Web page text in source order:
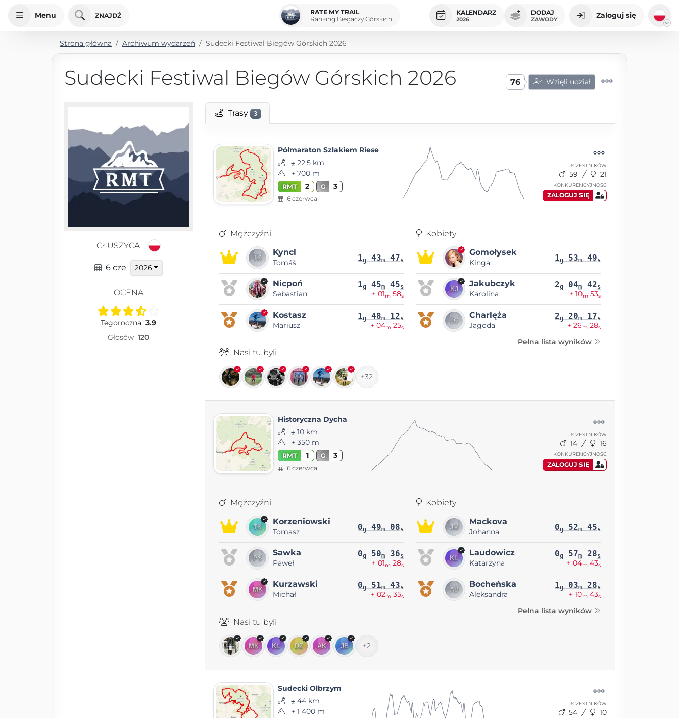
Menu ZNAJDŹ
RATE MY TRAIL
Ranking Biegaczy Górskich
KALENDARZ
2026
DODAJ
ZAWODY Zaloguj się
Strona główna Archiwum wydarzeń Sudecki Festiwal Biegów Górskich 2026
Sudecki Festiwal Biegów Górskich 2026 76 Wzięli udział
GŁUSZYCA
6 cze 2026
OCENA
Tegoroczna 3.9
Głosów 120
Trasy 3
Półmaraton Szlakiem Riese
⨦ 22.5 km
+ 700 m
RMT 2 G 3
6 czerwca
UCZESTNIKÓW
59 21
KONKURENCYJNOŚĆ
ZALOGUJ SIĘ
Mężczyźni
Kyncl
Tomáš 1g 43m 47s
Nicpoń
Sebastian
1g 45m 45s
+ 01m 58s
Kostasz
Mariusz
1g 48m 12s
+ 04m 25s
Kobiety
Gomołysek
Kinga 1g 53m 49s
Jakubczyk
Karolina
2g 04m 42s
+ 10m 53s
Charlęża
Jagoda
2g 20m 17s
+ 26m 28s
Pełna lista wyników
Nasi tu byli
+32
Historyczna Dycha
⨦ 10 km
+ 350 m
RMT 1 G 3
6 czerwca
UCZESTNIKÓW
14 16
KONKURENCYJNOŚĆ
ZALOGUJ SIĘ
Mężczyźni
Korzeniowski
Tomasz 0g 49m 08s
Sawka
Paweł
0g 50m 36s
+ 01m 28s
Kurzawski
Michał
0g 51m 43s
+ 02m 35s
Kobiety
Mackova
Johanna 0g 52m 45s
Laudowicz
Katarzyna
0g 57m 28s
+ 04m 43s
Bocheńska
Aleksandra
1g 03m 28s
+ 10m 43s
Pełna lista wyników
Nasi tu byli
+2
Sudecki Olbrzym
⨦ 44 km
+ 1 400 m
UCZESTNIKÓW
54 10